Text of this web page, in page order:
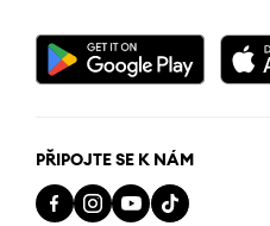
PŘIPOJTE SE K NÁM